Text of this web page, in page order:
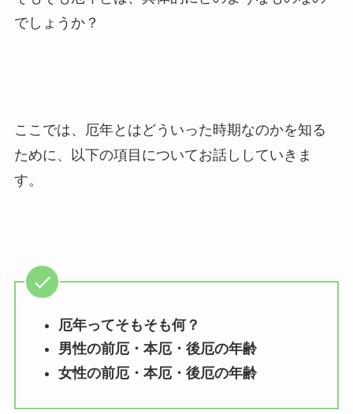
でしょうか？
ここでは、厄年とはどういった時期なのかを知る
ために、以下の項目についてお話ししていきま
す。
厄年ってそもそも何？
男性の前厄・本厄・後厄の年齢
女性の前厄・本厄・後厄の年齢